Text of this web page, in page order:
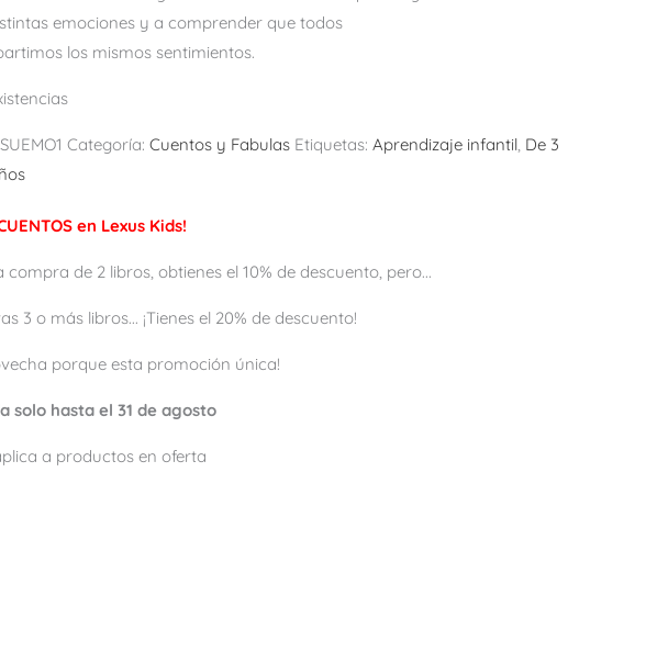
emociones y a comprender que todos
los mismos sentimientos.
SUEMO1 Categoría: Cuentos y Fabulas Etiquetas: Aprendizaje infantil, De 3
en Lexus Kids!
compra de 2 libros, obtienes el 10% de descuento, pero...
3 o más libros... ¡Tienes el 20% de descuento!
porque esta promoción única!
solo hasta el 31 de agosto
a productos en oferta